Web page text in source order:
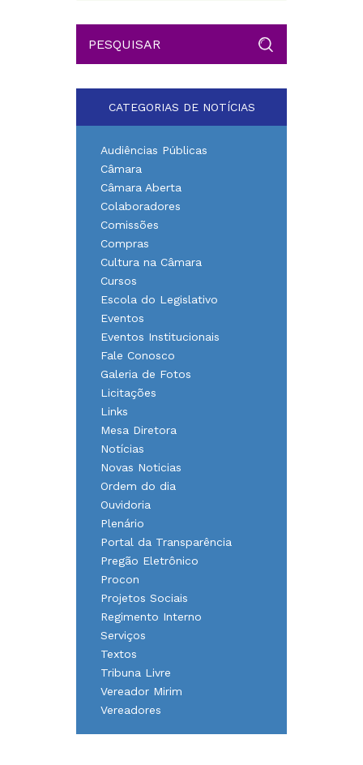
CATEGORIAS DE NOTÍCIAS
Audiências Públicas
Câmara
Câmara Aberta
Colaboradores
Comissões
Compras
Cultura na Câmara
Cursos
Escola do Legislativo
Eventos
Eventos Institucionais
Fale Conosco
Galeria de Fotos
Licitações
Links
Mesa Diretora
Notícias
Novas Noticias
Ordem do dia
Ouvidoria
Plenário
Portal da Transparência
Pregão Eletrônico
Procon
Projetos Sociais
Regimento Interno
Serviços
Textos
Tribuna Livre
Vereador Mirim
Vereadores